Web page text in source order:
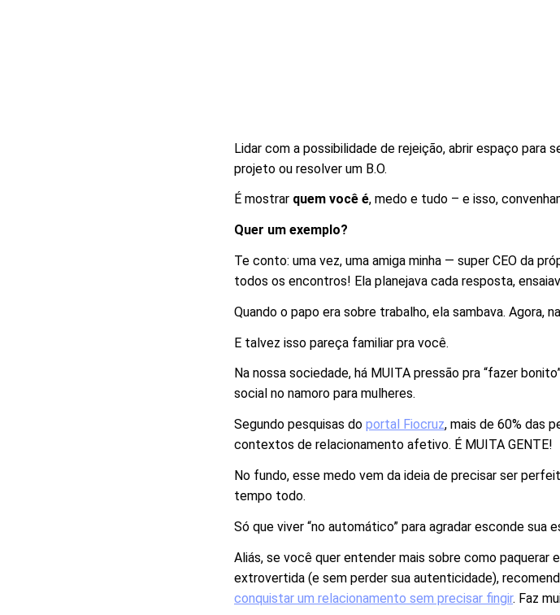
Lidar com a possibilidade de rejeição, abrir espaço para
projeto ou resolver um B.O.
É mostrar quem você é, medo e tudo – e isso,
Quer um exemplo?
Te conto: uma vez, uma amiga minha — super CEO da
todos os encontros! Ela planejava cada resposta,
Quando o papo era sobre trabalho, ela sambava. Agora,
E talvez isso pareça familiar pra você.
Na nossa sociedade, há MUITA pressão pra “fazer
social no namoro para mulheres.
Segundo pesquisas do portal Fiocruz, mais de 60% das
contextos de relacionamento afetivo. É MUITA GENTE!
No fundo, esse medo vem da ideia de precisar ser
tempo todo.
Só que viver “no automático” para agradar esconde sua
Aliás, se você quer entender mais sobre como paquerar
extrovertida (e sem perder sua autenticidade),
conquistar um relacionamento sem precisar fingir. Faz